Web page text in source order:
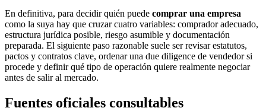
En definitiva, para decidir quién puede comprar una empresa
como la suya hay que cruzar cuatro variables: comprador adecuado,
estructura jurídica posible, riesgo asumible y documentación
preparada. El siguiente paso razonable suele ser revisar estatutos,
pactos y contratos clave, ordenar una due diligence de vendedor si
procede y definir qué tipo de operación quiere realmente negociar
antes de salir al mercado.
Fuentes oficiales consultables